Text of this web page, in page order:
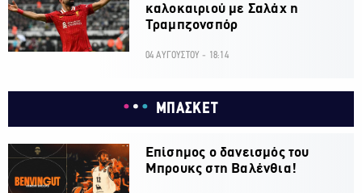
καλοκαιριού με Σαλάχ η
Τραμπζονσπόρ
04 ΑΥΓΟΥΣΤΟΥ - 18:14
ΜΠΑΣΚΕΤ
Επίσημος ο δανεισμός του
Μπρουκς στη Βαλένθια!